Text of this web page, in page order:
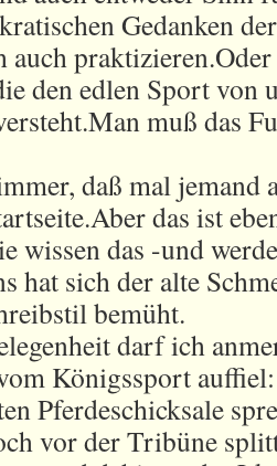
Gedanken
auch
den edlen Sport von
muß das
daß mal jemand
das ist
wissen das -und
hat sich der alte
bemüht.
darf ich
Königssport
Pferdeschicksale
vor der Tribüne